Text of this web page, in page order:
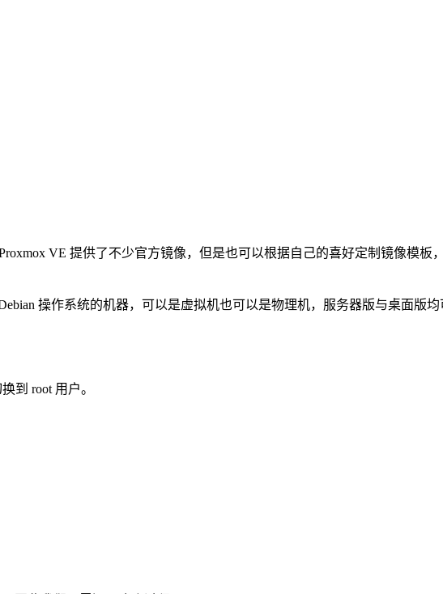
VE 提供了不少官方镜像，但是也可以根据自己的喜好定制镜像模板
操作系统的机器，可以是虚拟机也可以是物理机，服务器版与桌面版
到 root 用户。